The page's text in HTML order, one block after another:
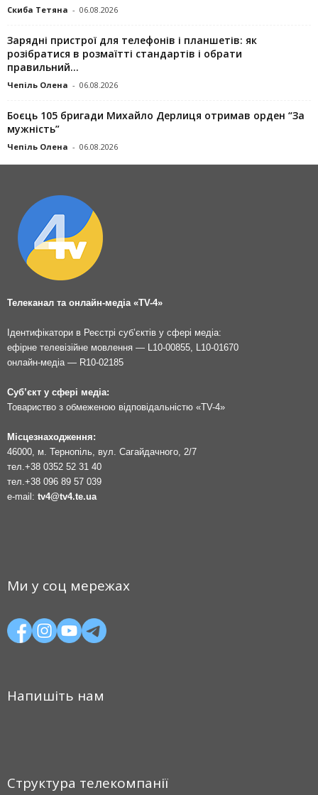
Скиба Тетяна - 06.08.2026
Зарядні пристрої для телефонів і планшетів: як
розібратися в розмаїтті стандартів і обрати
правильний...
Чепіль Олена - 06.08.2026
Боєць 105 бригади Михайло Дерлиця отримав орден “За
мужність”
Чепіль Олена - 06.08.2026
Телеканал та онлайн-медіа «TV-4»
Ідентифікатори в Реєстрі суб’єктів у сфері медіа:
ефірне телевізійне мовлення — L10-00855, L10-01670
онлайн-медіа — R10-02185
Суб’єкт у сфері медіа:
Товариство з обмеженою відповідальністю «TV-4»
Місцезнаходження:
46000, м. Тернопіль, вул. Сагайдачного, 2/7
тел. +38 0352 52 31 40
тел. +38 096 89 57 039
e-mail: tv4@tv4.te.ua
Ми у соц мережах
Напишіть нам
Структура телекомпанії